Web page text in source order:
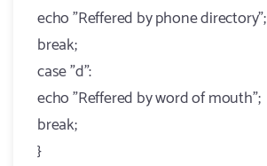
echo "Reffered by phone directory";
break;
case "d":
echo "Reffered by word of mouth";
break;
}